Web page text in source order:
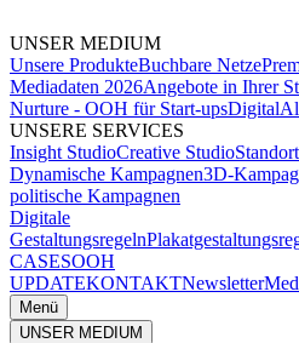
UNSER MEDIUM
Unsere ProdukteBuchbare Netze
Mediadaten 2026Angebote in Ihrer
Nurture - OOH für Start-ups
UNSERE SERVICES
Insight StudioCreative Studio
Dynamische Kampagnen3D-
politische Kampagnen
Digitale
Gestaltungsregeln
CASESOOH
UPDATEKONTAKTNewsletter
Menü
UNSER MEDIUM